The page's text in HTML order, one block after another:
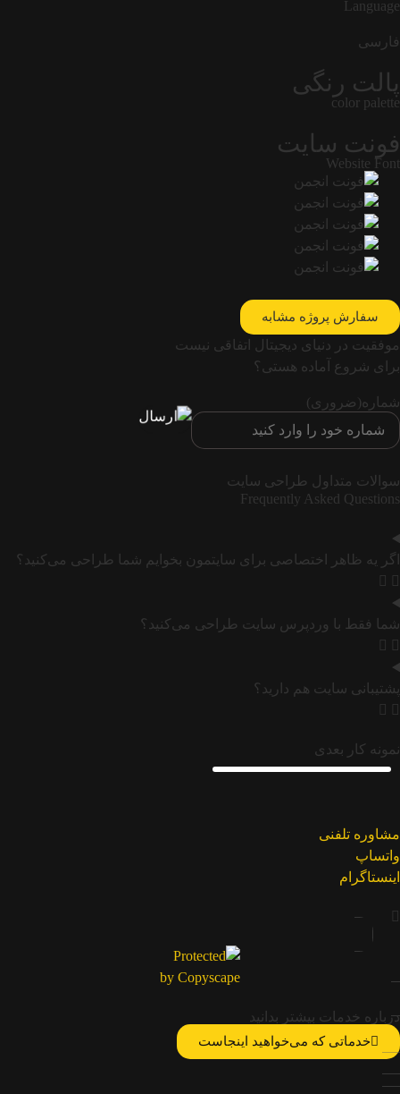
Language
فارسی
پالت رنگی
color palette
فونت سایت
Website Font
سفارش پروژه مشابه
موفقیت در دنیای دیجیتال اتفاقی نیست
برای شروع آماده هستی؟
شماره(ضروری)
سوالات متداول طراحی سایت
Frequently Asked Questions
اگر یه ظاهر اختصاصی برای سایتمون بخوایم شما طراحی می‌کنید؟
شما فقط با وردپرس سایت طراحی می‌کنید؟
پشتیبانی سایت هم دارید؟
نمونه کار بعدی
مشاوره تلفنی
واتساپ
اینستاگرام
درباره خدمات بیشتر بدانید
خدماتی که می‌خواهید اینجاست